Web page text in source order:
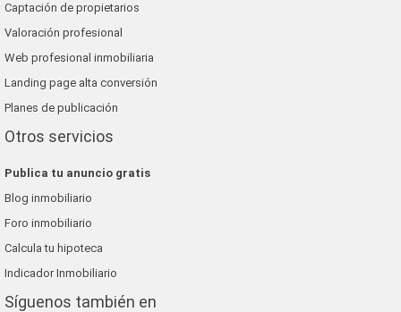
Captación de propietarios
Valoración profesional
Web profesional inmobiliaria
Landing page alta conversión
Planes de publicación
Otros servicios
Publica tu anuncio gratis
Blog inmobiliario
Foro inmobiliario
Calcula tu hipoteca
Indicador Inmobiliario
Síguenos también en